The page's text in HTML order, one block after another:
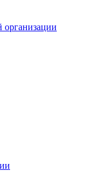
организации